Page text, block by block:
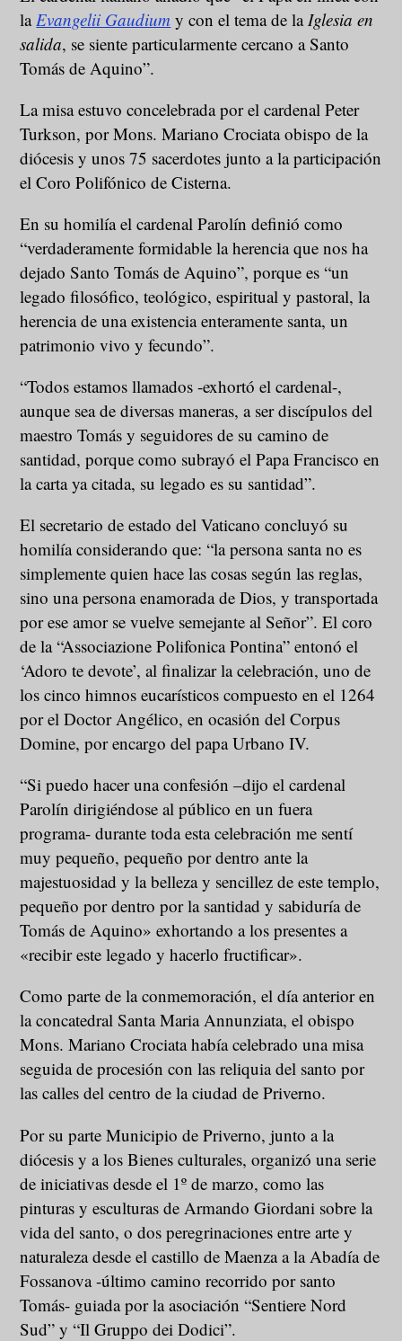
laEvangelii Gaudium y con el tema de laIglesia en
salida, se siente particularmente cercano a Santo
Tomás de Aquino”.
La misa estuvo concelebrada por el cardenal Peter
Turkson, por Mons. Mariano Crociata obispo de la
diócesis y unos 75 sacerdotes junto a la participación
el Coro Polifónico de Cisterna.
En su homilía el cardenal Parolín definió como
“verdaderamente formidable la herencia que nos ha
dejado Santo Tomás de Aquino”, porque es “un
legado filosófico, teológico, espiritual y pastoral, la
herencia de una existencia enteramente santa, un
patrimonio vivo y fecundo”.
“Todos estamos llamados -exhortó el cardenal-,
aunque sea de diversas maneras, a ser discípulos del
maestro Tomás y seguidores de su camino de
santidad, porque como subrayó el Papa Francisco en
la carta ya citada, su legado es su santidad”.
El secretario de estado del Vaticano concluyó su
homilía considerando que: “la persona santa no es
simplemente quien hace las cosas según las reglas,
sino una persona enamorada de Dios, y transportada
por ese amor se vuelve semejante al Señor”. El coro
de la “Associazione Polifonica Pontina” entonó el
‘Adoro te devote’, al finalizar la celebración, uno de
los cinco himnos eucarísticos compuesto en el 1264
por el Doctor Angélico, en ocasión del Corpus
Domine, por encargo del papa Urbano IV.
“Si puedo hacer una confesión –dijo el cardenal
Parolín dirigiéndose al público en un fuera
programa- durante toda esta celebración me sentí
muy pequeño, pequeño por dentro ante la
majestuosidad y la belleza y sencillez de este templo,
pequeño por dentro por la santidad y sabiduría de
Tomás de Aquino» exhortando a los presentes a
«recibir este legado y hacerlo fructificar».
Como parte de la conmemoración, el día anterior en
la concatedral Santa Maria Annunziata, el obispo
Mons. Mariano Crociata había celebrado una misa
seguida de procesión con las reliquia del santo por
las calles del centro de la ciudad de Priverno.
Por su parte Municipio de Priverno, junto a la
diócesis y a los Bienes culturales, organizó una serie
de iniciativas desde el 1º de marzo, como las
pinturas y esculturas de Armando Giordani sobre la
vida del santo, o dos peregrinaciones entre arte y
naturaleza desde el castillo de Maenza a la Abadía de
Fossanova -último camino recorrido por santo
Tomás- guiada por la asociación “Sentiere Nord
Sud” y “Il Gruppo dei Dodici”.